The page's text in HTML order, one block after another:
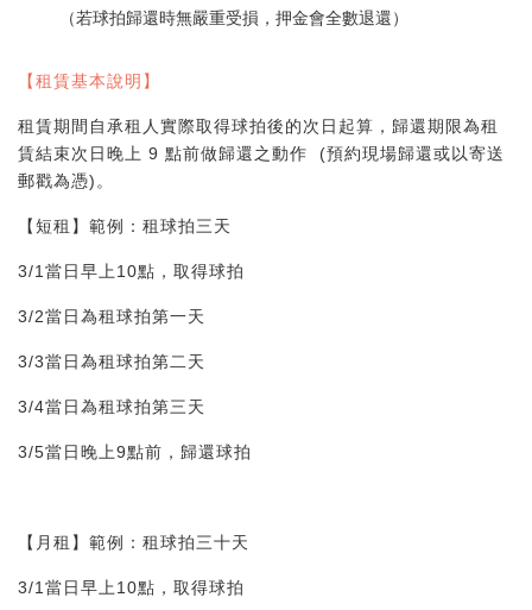
（若球拍歸還時無嚴重受損，押金會全數退還）
【租賃基本說明】
租賃期間自承租人實際取得球拍後的次日起算，歸還期限為租
賃結束次日晚上 9 點前做歸還之動作 (預約現場歸還或以寄送
郵戳為憑)。
【短租】範例：租球拍三天
3/1當日早上10點，取得球拍
3/2當日為租球拍第一天
3/3當日為租球拍第二天
3/4當日為租球拍第三天
3/5當日晚上9點前，歸還球拍
【月租】範例：租球拍三十天
3/1當日早上10點，取得球拍